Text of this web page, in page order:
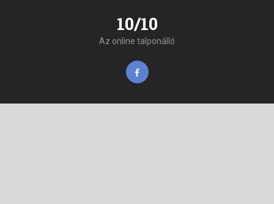
10/10
Az online talponálló